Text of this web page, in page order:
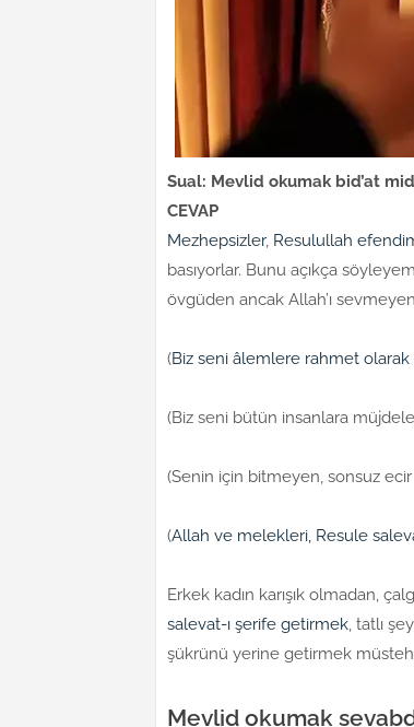
Sual: Mevlid okumak bid’at
CEVAP
Mezhepsizler, Resulullah
basıyorlar. Bunu açıkça
övgüden ancak Allah’ı
(Biz seni âlemlere rahmet
(Biz seni bütün insanlara
(Senin için bitmeyen, sonsuz
(Allah ve melekleri, Resule
Erkek kadın karışık olmadan,
salevat-ı şerife getirmek, tatlı
şükrünü yerine getirmek
Mevlid okumak